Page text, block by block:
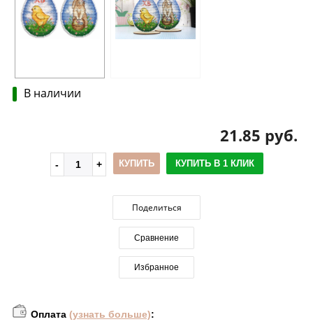
В наличии
21.85 руб.
КУПИТЬ КУПИТЬ В 1 КЛИК
Поделиться
Сравнение
Избранное
Оплата (узнать больше):